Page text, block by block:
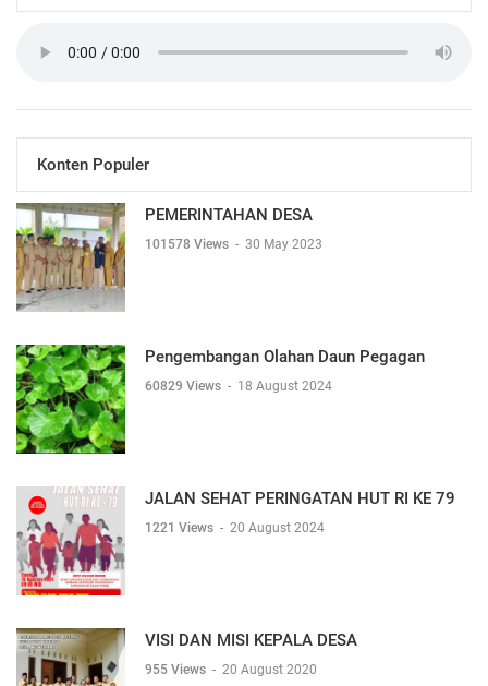
Konten Populer
PEMERINTAHAN DESA
101578 Views - 30 May 2023
Pengembangan Olahan Daun Pegagan
60829 Views - 18 August 2024
JALAN SEHAT PERINGATAN HUT RI KE 79
1221 Views - 20 August 2024
VISI DAN MISI KEPALA DESA
955 Views - 20 August 2020